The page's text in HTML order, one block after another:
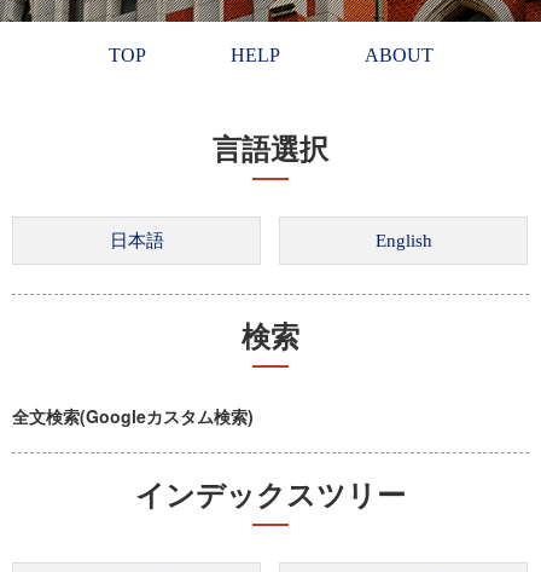
TOP HELP ABOUT
言語選択
検索
全文検索(Googleカスタム検索)
インデックスツリー